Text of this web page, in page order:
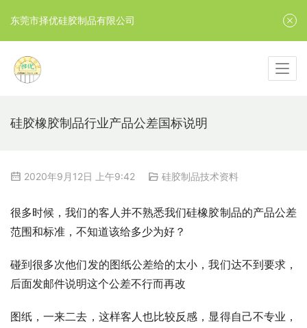
硅胶橡胶制品行业产品公差国标说明
2020年9月12日 上午9:42 硅胶制品技术资料
很多时候，我们的客人并不熟悉我们硅橡胶制品的产品公差
范围和标准，不知道该给多少为好？
碰到很多次他们发的图纸公差给的太小，我们达不到要求，
后面发邮件说明这个公差不行而再改
图纸，一来二去，这样客人也比较反感，显得自己不专业，
东莞市择优硅胶制品有限公司